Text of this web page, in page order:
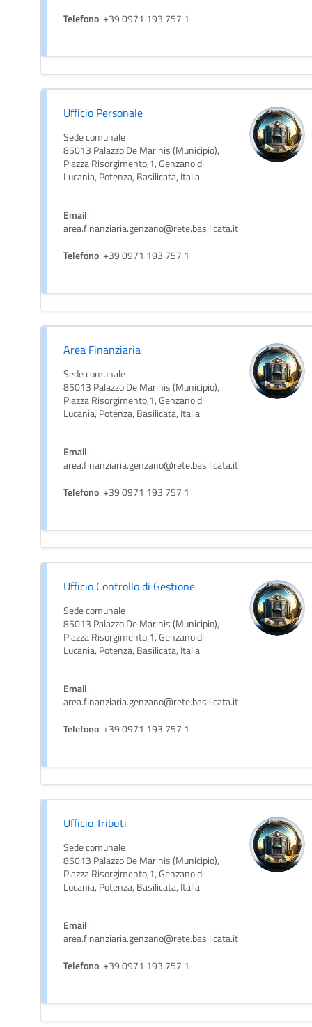
Telefono: +39 0971 193 757 1
Ufficio Personale
Sede comunale
85013 Palazzo De Marinis (Municipio),
Piazza Risorgimento,1, Genzano di
Lucania, Potenza, Basilicata, Italia
Email:
area.finanziaria.genzano@rete.basilicata.it
Telefono: +39 0971 193 757 1
Area Finanziaria
Sede comunale
85013 Palazzo De Marinis (Municipio),
Piazza Risorgimento,1, Genzano di
Lucania, Potenza, Basilicata, Italia
Email:
area.finanziaria.genzano@rete.basilicata.it
Telefono: +39 0971 193 757 1
Ufficio Controllo di Gestione
Sede comunale
85013 Palazzo De Marinis (Municipio),
Piazza Risorgimento,1, Genzano di
Lucania, Potenza, Basilicata, Italia
Email:
area.finanziaria.genzano@rete.basilicata.it
Telefono: +39 0971 193 757 1
Ufficio Tributi
Sede comunale
85013 Palazzo De Marinis (Municipio),
Piazza Risorgimento,1, Genzano di
Lucania, Potenza, Basilicata, Italia
Email:
area.finanziaria.genzano@rete.basilicata.it
Telefono: +39 0971 193 757 1